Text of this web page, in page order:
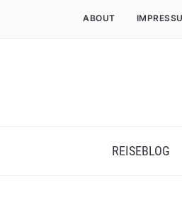
ABOUT
REISEBLOG